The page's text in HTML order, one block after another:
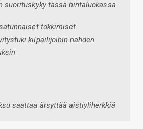
suorituskyky tässä hintaluokassa
tökkimiset
kilpailijoihin nähden
saattaa ärsyttää aistiyliherkkiä